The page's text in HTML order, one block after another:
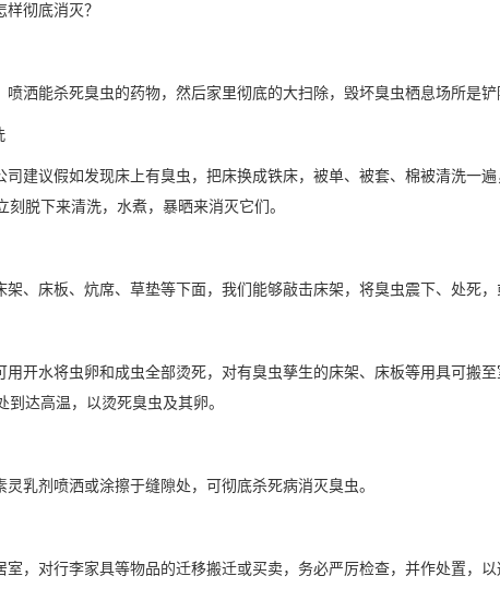
彻底消灭？
洒能杀死臭虫的药物，然后家里彻底的大扫除， 毁坏臭虫栖息场所是铲
司建议假如发现床上有臭虫，把床换成铁床，被单、被套、棉被清洗一
刻脱下来清洗，水煮，暴晒来消灭它们。
、床板、炕席、草垫等下面，我们能够敲击床架，将臭虫震下、处死，
开水将虫卵和成虫全部烫死，对有臭虫孳生的床架、床板等用具可搬
到达高温，以烫死臭虫及其卵。
乳剂喷洒或涂擦于缝隙处，可彻底杀死病消灭臭虫。
，对行李家具等物品的迁移搬迁或买卖，务必严厉检查，并作处置，以